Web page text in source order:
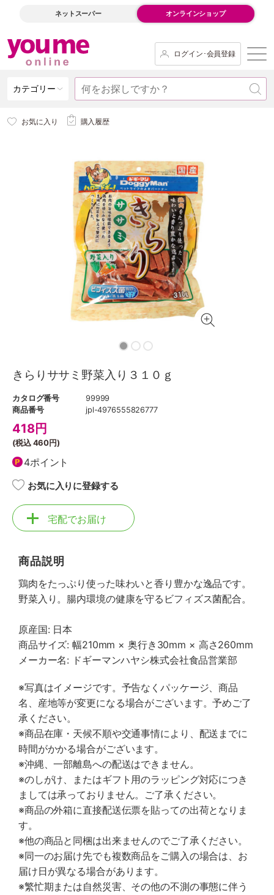
ネットスーパー オンラインショップ
ログイン･会員登録
カテゴリー
お気に入り 購入履歴
きらりササミ野菜入り３１０ｇ
カタログ番号
99999
商品番号
jpl-4976555826777
418円
(税込460円)
4ポイント
お気に入りに登録する
宅配でお届け
商品説明
鶏肉をたっぷり使った味わいと香り豊かな逸品です。
野菜入り。腸内環境の健康を守るビフィズス菌配合。
原産国: 日本
商品サイズ: 幅210mm × 奥行き30mm × 高さ260mm
メーカー名: ドギーマンハヤシ株式会社食品営業部
※写真はイメージです。予告なくパッケージ、商品
名、産地等が変更になる場合がございます。予めご了
承ください。
※商品在庫・天候不順や交通事情により、配送までに
時間がかかる場合がございます。
※沖縄、一部離島への配送はできません。
※のしがけ、またはギフト用のラッピング対応につき
ましては承っておりません。ご了承ください。
※商品の外箱に直接配送伝票を貼っての出荷となりま
す。
※他の商品と同梱は出来ませんのでご了承ください。
※同一のお届け先でも複数商品をご購入の場合は、お
届け日が異なる場合があります。
※繁忙期または自然災害、その他の不測の事態に伴う